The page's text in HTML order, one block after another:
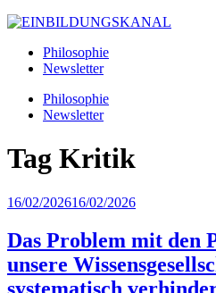
Philosophie
Newsletter
Philosophie
Newsletter
Tag Kritik
16/02/202616/02/2026
Das Problem mit den
unsere
systematisch